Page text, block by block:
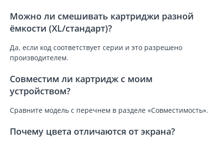
Можно ли смешивать картриджи разной
ёмкости (XL/стандарт)?
Да, если код соответствует серии и это разрешено
производителем.
Совместим ли картридж с моим
устройством?
Сравните модель с перечнем в разделе «Совместимость».
Почему цвета отличаются от экрана?